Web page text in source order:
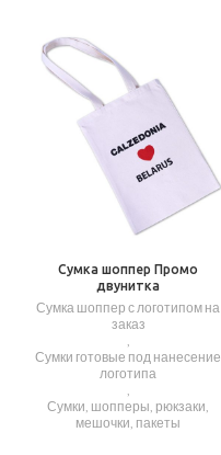
Сумка шоппер Промо
двунитка
Сумка шоппер с логотипом на
заказ
,
Сумки готовые под нанесение
логотипа
,
Сумки, шопперы, рюкзаки,
мешочки, пакеты